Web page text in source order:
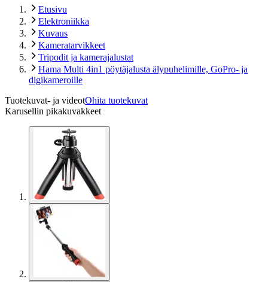
Etusivu
Elektroniikka
Kuvaus
Kameratarvikkeet
Tripodit ja kamerajalustat
Hama Multi 4in1 pöytäjalusta älypuhelimille, GoPro- ja
digikameroille
Tuotekuvat- ja videotOhita tuotekuvat
Karusellin pikakuvakkeet